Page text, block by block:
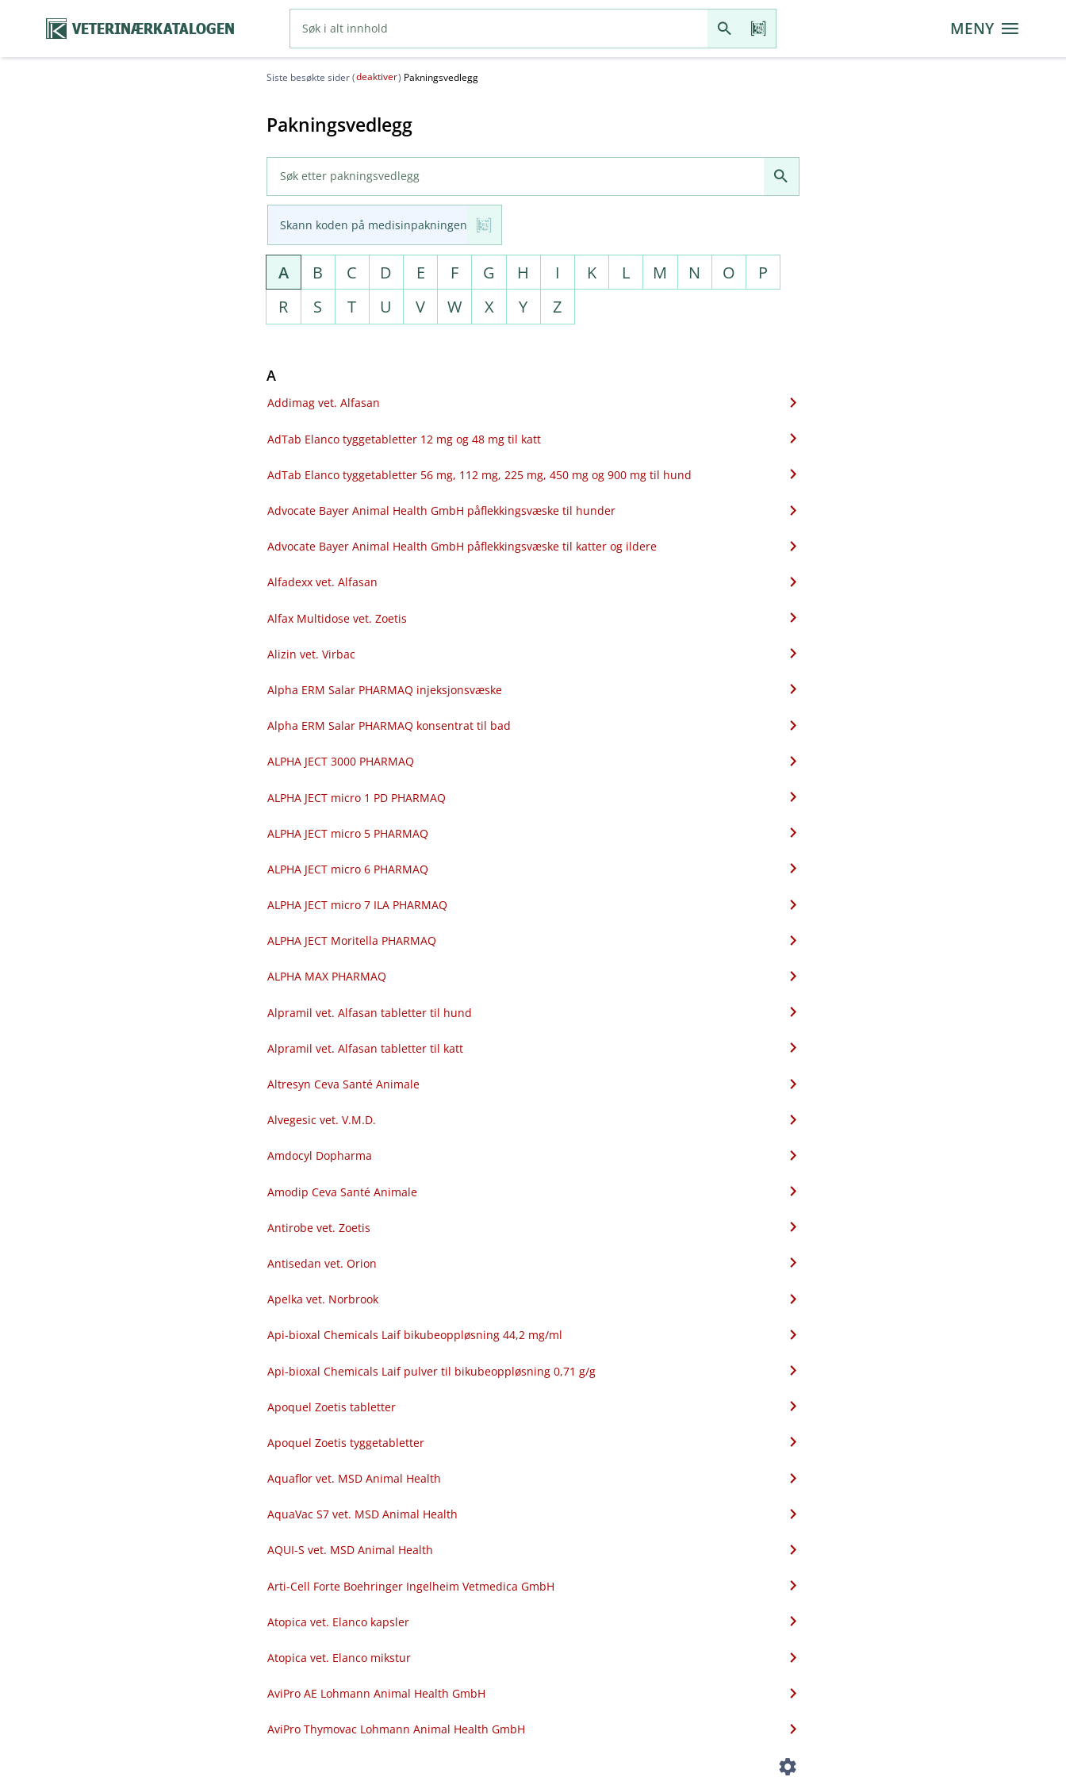
VETERINÆRKATALOGEN MENY
Siste besøkte sider (deaktiver) Pakningsvedlegg
Pakningsvedlegg
Skann koden på medisinpakningen
A B C D E F G H I K L M N O
P
R
S T U V W X Y Z
A
Addimag vet. Alfasan
AdTab Elanco tyggetabletter 12 mg og 48 mg til katt
AdTab Elanco tyggetabletter 56 mg, 112 mg, 225 mg, 450 mg og 900 mg til hund
Advocate Bayer Animal Health GmbH påflekkingsvæske til hunder
Advocate Bayer Animal Health GmbH påflekkingsvæske til katter og ildere
Alfadexx vet. Alfasan
Alfax Multidose vet. Zoetis
Alizin vet. Virbac
Alpha ERM Salar PHARMAQ injeksjonsvæske
Alpha ERM Salar PHARMAQ konsentrat til bad
ALPHA JECT 3000 PHARMAQ
ALPHA JECT micro 1 PD PHARMAQ
ALPHA JECT micro 5 PHARMAQ
ALPHA JECT micro 6 PHARMAQ
ALPHA JECT micro 7 ILA PHARMAQ
ALPHA JECT Moritella PHARMAQ
ALPHA MAX PHARMAQ
Alpramil vet. Alfasan tabletter til hund
Alpramil vet. Alfasan tabletter til katt
Altresyn Ceva Santé Animale
Alvegesic vet. V.M.D.
Amdocyl Dopharma
Amodip Ceva Santé Animale
Antirobe vet. Zoetis
Antisedan vet. Orion
Apelka vet. Norbrook
Api-bioxal Chemicals Laif bikubeoppløsning 44,2 mg/ml
Api-bioxal Chemicals Laif pulver til bikubeoppløsning 0,71 g/g
Apoquel Zoetis tabletter
Apoquel Zoetis tyggetabletter
Aquaflor vet. MSD Animal Health
AquaVac S7 vet. MSD Animal Health
AQUI-S vet. MSD Animal Health
Arti-Cell Forte Boehringer Ingelheim Vetmedica GmbH
Atopica vet. Elanco kapsler
Atopica vet. Elanco mikstur
AviPro AE Lohmann Animal Health GmbH
AviPro Thymovac Lohmann Animal Health GmbH